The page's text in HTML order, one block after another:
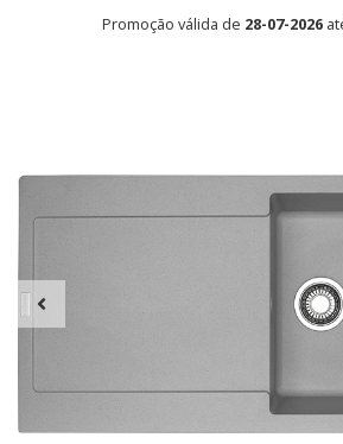
Promoção válida de 28-07-2026